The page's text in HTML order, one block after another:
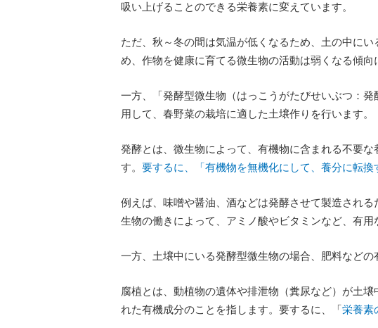
吸い上げることのできる栄養素に変えています。
ただ、秋～冬の間は気温が低くなるため、土の中に
め、作物を健康に育てる微生物の活動は弱くなる傾向
一方、「発酵型微生物（はっこうがたびせいぶつ：
用して、春野菜の栽培に適した土壌作りを行います。
発酵とは、微生物によって、有機物に含まれる不要
す。 要するに、「有機物を無機化にして、養分に転換
例えば、味噌や醤油、酒などは発酵させて製造され
生物の働きによって、アミノ酸やビタミンなど、有用
一方、土壌中にいる発酵型微生物の場合、肥料などの
腐植とは、動植物の遺体や排泄物（糞尿など）が土
れた有機成分のことを指します。要するに、「栄養素